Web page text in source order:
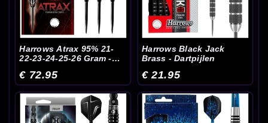
Harrows Atrax 95% 21-
22-23-24-25-26 Gram -
€ 72.95
Harrows Black Jack
Brass - Dartpijlen
€ 21.95